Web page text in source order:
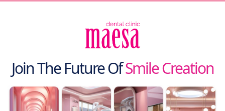
Join The Future OfSmile Creation